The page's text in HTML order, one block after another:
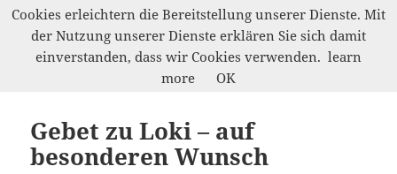
Werkelwald
Gebet zu Loki – auf
besonderen Wunsch
Cookies erleichtern die Bereitstellung unserer Dienste. Mit
der Nutzung unserer Dienste erklären Sie sich damit
einverstanden, dass wir Cookies verwenden. learn
more
OK